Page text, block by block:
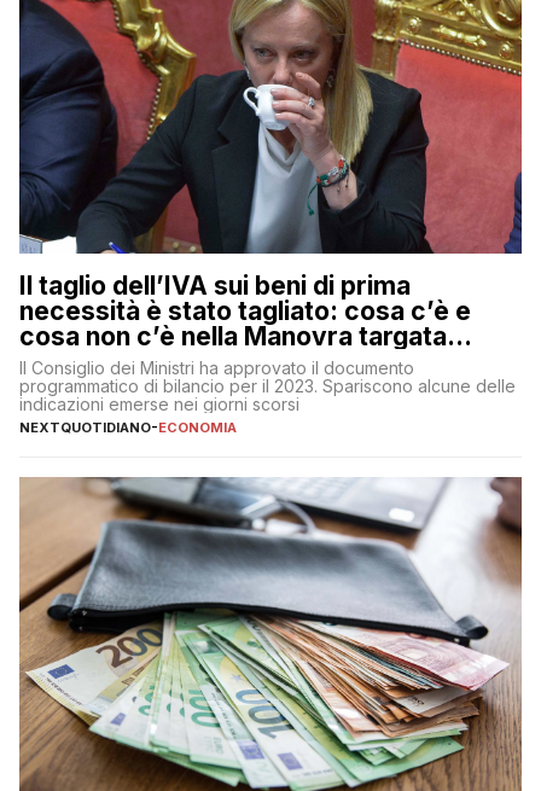
Il taglio dell’IVA sui beni di prima
necessità è stato tagliato: cosa c’è e
cosa non c’è nella Manovra targata
Meloni
Il Consiglio dei Ministri ha approvato il documento
programmatico di bilancio per il 2023. Spariscono alcune delle
indicazioni emerse nei giorni scorsi
NEXTQUOTIDIANO-ECONOMIA